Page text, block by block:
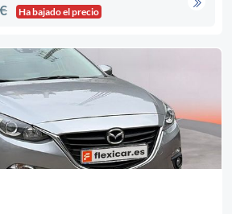
Ha bajado el precio